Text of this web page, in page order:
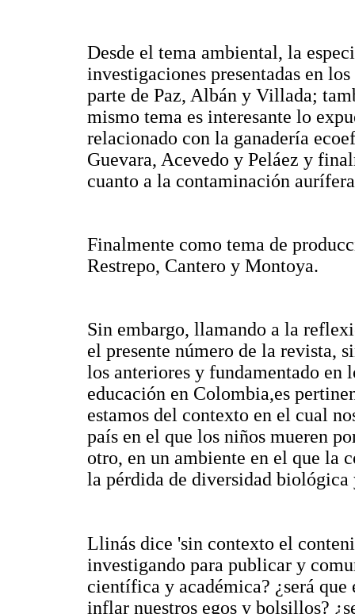
Desde el tema ambiental, la
investigaciones presentadas en
parte de Paz, Albán y Villada;
mismo tema es interesante lo
relacionado con la ganadería
Guevara, Acevedo y Peláez y
cuanto a la contaminación
Finalmente como tema de
Restrepo, Cantero y Montoya.
Sin embargo, llamando a la
el presente número de la revista,
los anteriores y fundamentado en
educación en Colombia,es
estamos del contexto en el cual
país en el que los niños mueren
otro, en un ambiente en el que la
la pérdida de diversidad
Llinás dice 'sin contexto el
investigando para publicar y
científica y académica? ¿será
inflar nuestros egos y bolsillos?